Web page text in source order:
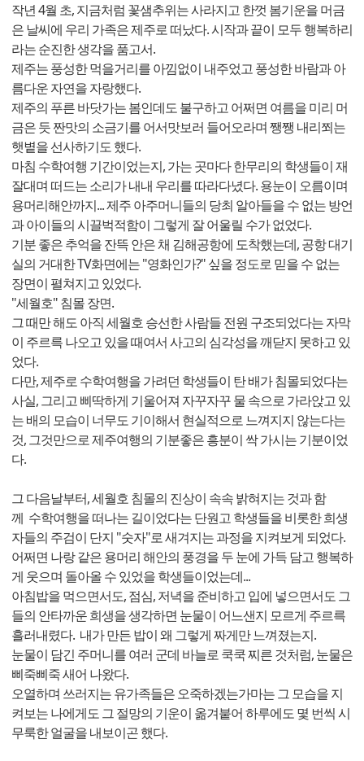
작년 4월 초, 지금처럼 꽃샘추위는 사라지고 한껏 봄기운을 머금
은 날씨에 우리 가족은 제주로 떠났다. 시작과 끝이 모두 행복하리
라는 순진한 생각을 품고서.
제주는 풍성한 먹을거리를 아낌없이 내주었고 풍성한 바람과 아
름다운 자연을 자랑했다.
제주의 푸른 바닷가는 봄인데도 불구하고 어쩌면 여름을 미리 머
금은 듯 짠맛의 소금기를 어서맛보러 들어오라며 쨍쨍 내리쬐는
햇볕을 선사하기도 했다.
마침 수학여행 기간이었는지, 가는 곳마다 한무리의 학생들이 재
잘대며 떠드는 소리가 내내 우리를 따라다녔다. 용눈이 오름이며
용머리해안까지... 제주 아주머니들의 당최 알아들을 수 없는 방언
과 아이들의 시끌벅적함이 그렇게 잘 어울릴 수가 없었다.
기분 좋은 추억을 잔뜩 안은 채 김해공항에 도착했는데, 공항 대기
실의 거대한 TV화면에는 "영화인가?" 싶을 정도로 믿을 수 없는
장면이 펼쳐지고 있었다.
"세월호" 침몰 장면.
그 때만 해도 아직 세월호 승선한 사람들 전원 구조되었다는 자막
이 주르륵 나오고 있을 때여서 사고의 심각성을 깨닫지 못하고 있
었다.
다만, 제주로 수학여행을 가려던 학생들이 탄 배가 침몰되었다는
사실, 그리고 삐딱하게 기울어져 자꾸자꾸 물 속으로 가라앉고 있
는 배의 모습이 너무도 기이해서 현실적으로 느껴지지 않는다는
것, 그것만으로 제주여행의 기분좋은 흥분이 싹 가시는 기분이었
다.
그 다음날부터, 세월호 침몰의 진상이 속속 밝혀지는 것과 함
께 수학여행을 떠나는 길이었다는 단원고 학생들을 비롯한 희생
자들의 주검이 단지 "숫자"로 새겨지는 과정을 지켜보게 되었다.
어쩌면 나랑 같은 용머리 해안의 풍경을 두 눈에 가득 담고 행복하
게 웃으며 돌아올 수 있었을 학생들이었는데...
아침밥을 먹으면서도, 점심, 저녁을 준비하고 입에 넣으면서도 그
들의 안타까운 희생을 생각하면 눈물이 어느샌지 모르게 주르륵
흘러내렸다. 내가 만든 밥이 왜 그렇게 짜게만 느껴졌는지.
눈물이 담긴 주머니를 여러 군데 바늘로 쿡쿡 찌른 것처럼, 눈물은
삐죽삐죽 새어 나왔다.
오열하며 쓰러지는 유가족들은 오죽하겠는가마는 그 모습을 지
켜보는 나에게도 그 절망의 기운이 옮겨붙어 하루에도 몇 번씩 시
무룩한 얼굴을 내보이곤 했다.